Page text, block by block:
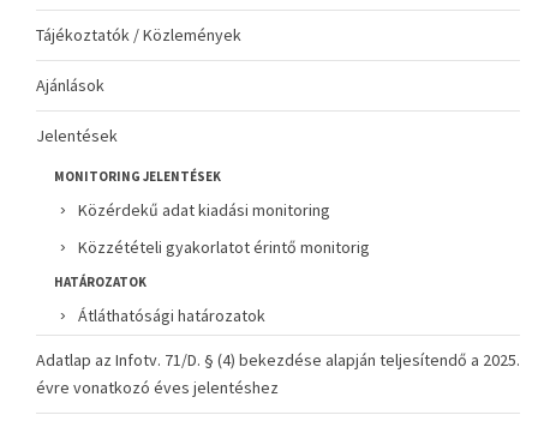
Tájékoztatók / Közlemények
Ajánlások
Jelentések
MONITORING JELENTÉSEK
Közérdekű adat kiadási monitoring
Közzétételi gyakorlatot érintő monitorig
HATÁROZATOK
Átláthatósági határozatok
Adatlap az Infotv. 71/D. § (4) bekezdése alapján teljesítendő a 2025.
évre vonatkozó éves jelentéshez